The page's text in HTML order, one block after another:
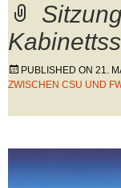
PUBLISHED ON 21.
ZWISCHEN CSU UND